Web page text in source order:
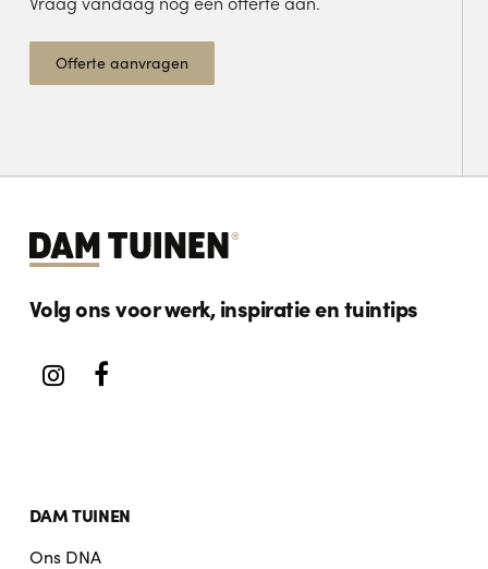
Offerte aanvragen
Volg ons voor werk, inspiratie en tuintips
DAM TUINEN
Ons DNA